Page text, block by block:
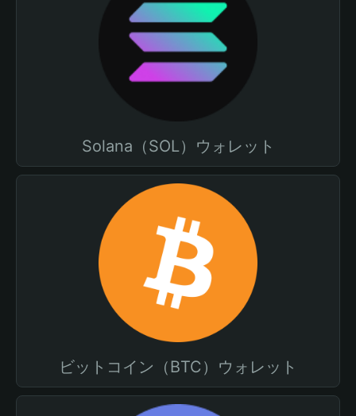
Solana（SOL）ウォレット
ビットコイン（BTC）ウォレット